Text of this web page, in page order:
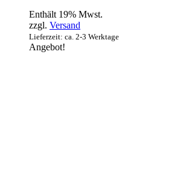
Enthält 19% Mwst.
zzgl. Versand
Lieferzeit: ca. 2-3 Werktage
Angebot!